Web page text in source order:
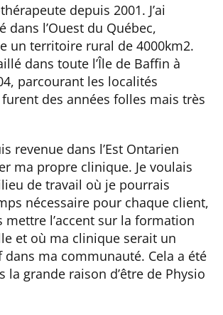
depuis 2001. J’ai
dans l’Ouest du Québec,
un territoire rural de 4000km2.
dans toute l’Île de Baffin à
parcourant les localités
furent des années folles mais très
revenue dans l’Est Ontarien
ma propre clinique. Je voulais
de travail où je pourrais
nécessaire pour chaque client,
mettre l’accent sur la formation
et où ma clinique serait un
ma communauté. Cela a été
la grande raison d’être de Physio